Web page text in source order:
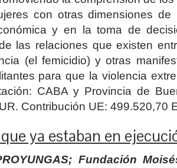
con otras dimensiones
y en la toma de
las relaciones que existen
(el femicidio) y otras
para que la violencia
CABA y Provincia de
Contribución UE: 499.520,70
ya estaban en
Fundación